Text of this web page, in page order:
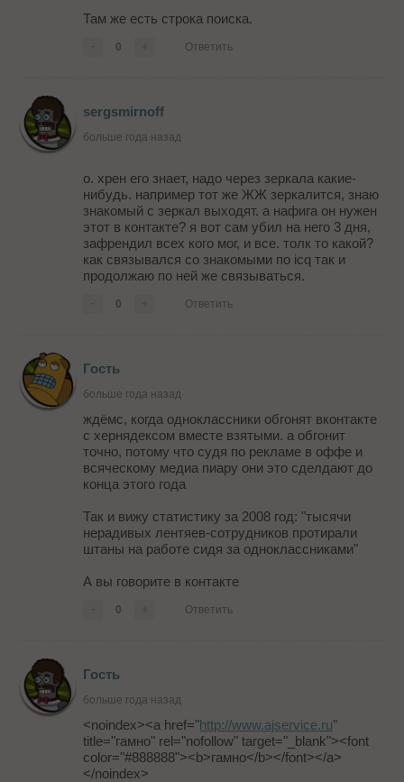
Там же есть строка поиска.
0 Ответить
sergsmirnoff
больше года назад
о. хрен его знает, надо через зеркала какие-
нибудь. например тот же ЖЖ зеркалится, знаю
знакомый с зеркал выходят. а нафига он нужен
этот в контакте? я вот сам убил на него 3 дня,
зафрендил всех кого мог, и все. толк то какой?
как связывался со знакомыми по icq так и
продолжаю по ней же связываться.
0 Ответить
Гость
больше года назад
ждёмс, когда одноклассники обгонят вконтакте
с хернядексом вместе взятыми. а обгонит
точно, потому что судя по рекламе в оффе и
всяческому медиа пиару они это сделдают до
конца этого года
Так и вижу статистику за 2008 год: "тысячи
нерадивых лентяев-сотрудников протирали
штаны на работе сидя за одноклассниками"
А вы говорите в контакте
0 Ответить
Гость
больше года назад
<noindex><a href="http://www.ajservice.ru"
title="гамно" rel="nofollow" target="_blank"><font
color="#888888"><b>гамно</b></font></a>
</noindex>